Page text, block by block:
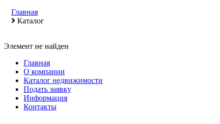
Главная
Каталог
Элемент не найден
Главная
О компании
Каталог недвижимости
Подать заявку
Информация
Контакты